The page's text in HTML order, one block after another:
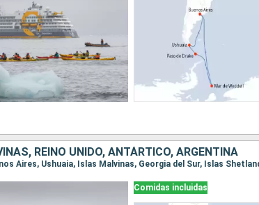
REINO UNIDO, ANTÁRTICO, ARGENTINA
Comidas incluidas